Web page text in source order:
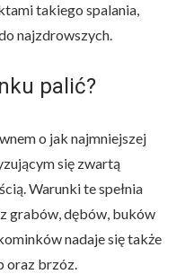
takiego spalania,
najzdrowszych.
palić?
o jak najmniejszej
się zwartą
Warunki te spełnia
grabów, dębów, buków
nadaje się także
oraz brzóz.